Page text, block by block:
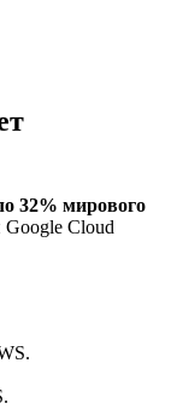
32% мирового
Cloud